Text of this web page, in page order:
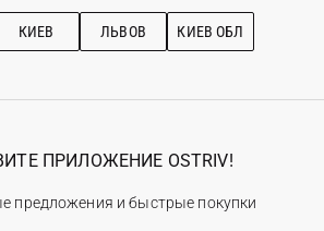
по уходу
КИЕВ ЛЬВОВ КИЕВ ОБЛ
ПРИЛОЖЕНИЕ OSTRIV!
предложения и быстрые покупки